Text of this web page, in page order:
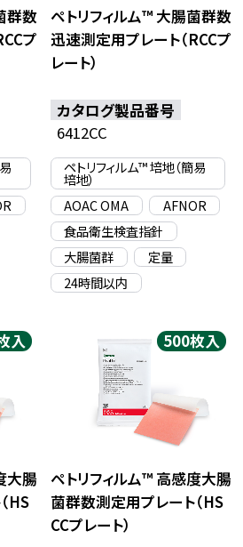
群数
プ
ペトリフィルム™ 大腸菌群数
迅速測定用プレート（RCCプ
レート）
カタログ製品番号
6412CC
ペトリフィルム™ 培地（簡易
培地）
AOAC OMA
AFNOR
食品衛生検査指針
大腸菌群
定量
24時間以内
入
大腸
HS
500枚入
ペトリフィルム™ 高感度大腸
菌群数測定用プレート（HS
CCプレート）